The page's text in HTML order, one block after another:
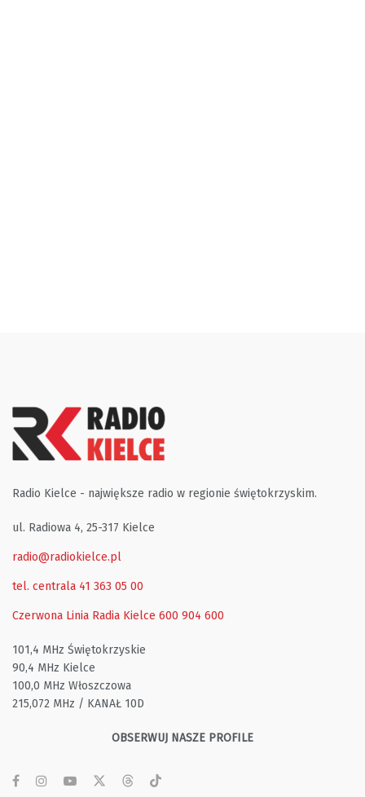
Radio Kielce - największe radio w regionie świętokrzyskim.
ul. Radiowa 4, 25-317 Kielce
radio@radiokielce.pl
tel. centrala 41 363 05 00
Czerwona Linia Radia Kielce 600 904 600
101,4 MHz Świętokrzyskie
90,4 MHz Kielce
100,0 MHz Włoszczowa
215,072 MHz / KANAŁ 10D
OBSERWUJ NASZE PROFILE